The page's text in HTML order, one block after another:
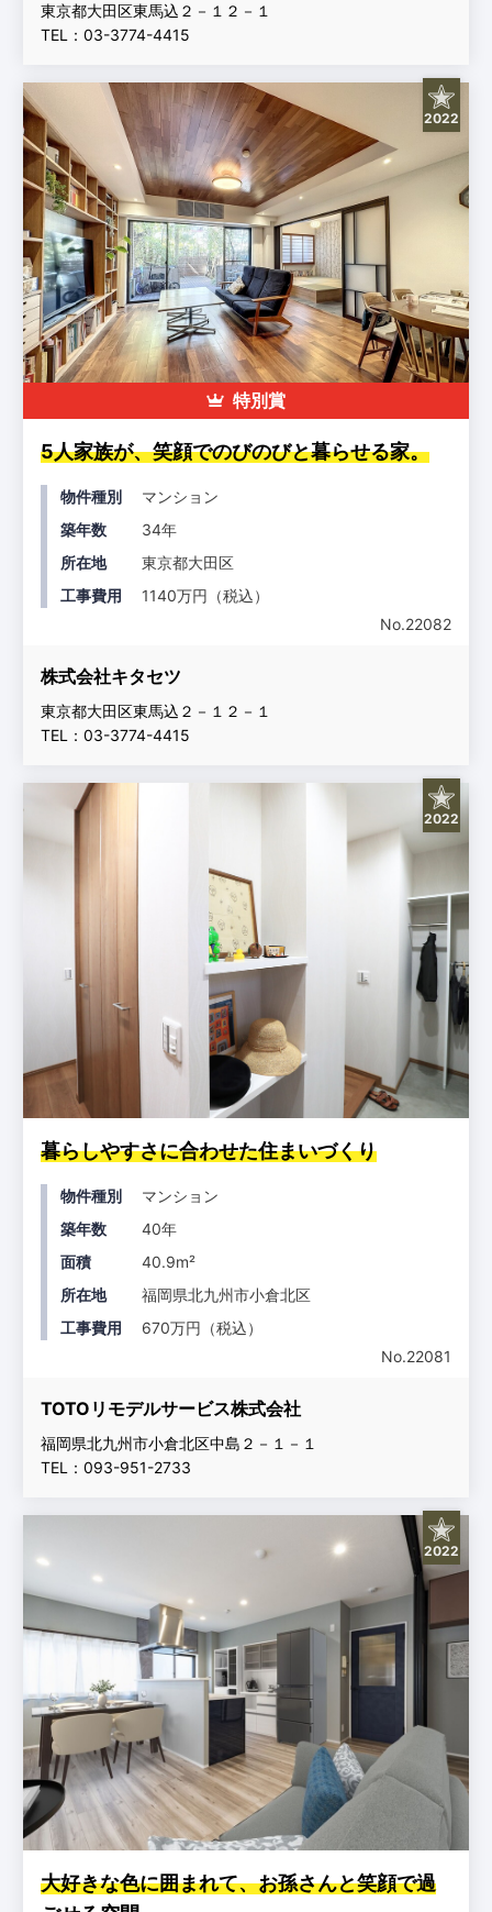
東京都大田区東馬込２－１２－１
TEL：03-3774-4415
2022
特別賞
5人家族が、笑顔でのびのびと暮らせる家。
物件種別
マンション
築年数
34年
所在地
東京都大田区
工事費用
1140万円（税込）
No.22082
株式会社キタセツ
東京都大田区東馬込２－１２－１
TEL：03-3774-4415
2022
暮らしやすさに合わせた住まいづくり
物件種別
マンション
築年数
40年
面積
40.9m²
所在地
福岡県北九州市小倉北区
工事費用
670万円（税込）
No.22081
TOTOリモデルサービス株式会社
福岡県北九州市小倉北区中島２－１－１
TEL：093-951-2733
2022
大好きな色に囲まれて、お孫さんと笑顔で過